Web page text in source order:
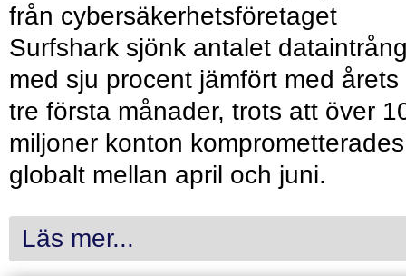
från cybersäkerhetsföretaget
Surfshark sjönk antalet
med sju procent jämfört med årets
tre första månader, trots att över
miljoner konton komprometterades
globalt mellan april och juni.
Läs mer...